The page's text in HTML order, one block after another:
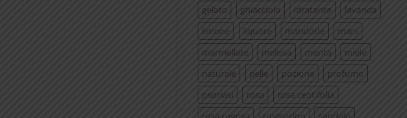
gelato
ghiacciolo idratante
lavanda
limone
liquore mandorle
mani
marmellate
melissa menta
miele
naturale
pelle pozione
profumo
psoriasi
rosa
rosa centifolia